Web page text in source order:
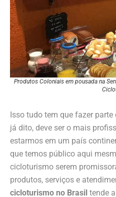
Produtos Coloniais em pousada na
Isso tudo tem que fazer
já dito, deve ser o mais
estarmos em um país
que temos público aqui
cicloturismo serem
produtos, serviços e
cicloturismo no Brasil tende